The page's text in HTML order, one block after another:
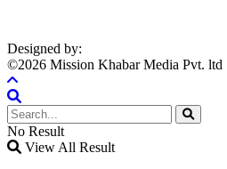
Designed by:
©2026 Mission Khabar Media Pvt. ltd
No Result
View All Result